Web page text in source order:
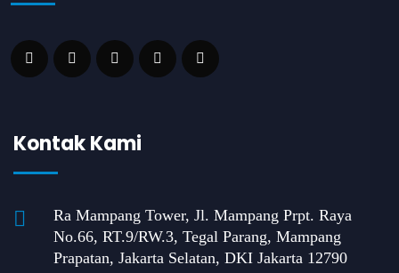
Kontak Kami
Ra Mampang Tower, Jl. Mampang Prpt. Raya
No.66, RT.9/RW.3, Tegal Parang, Mampang
Prapatan, Jakarta Selatan, DKI Jakarta 12790